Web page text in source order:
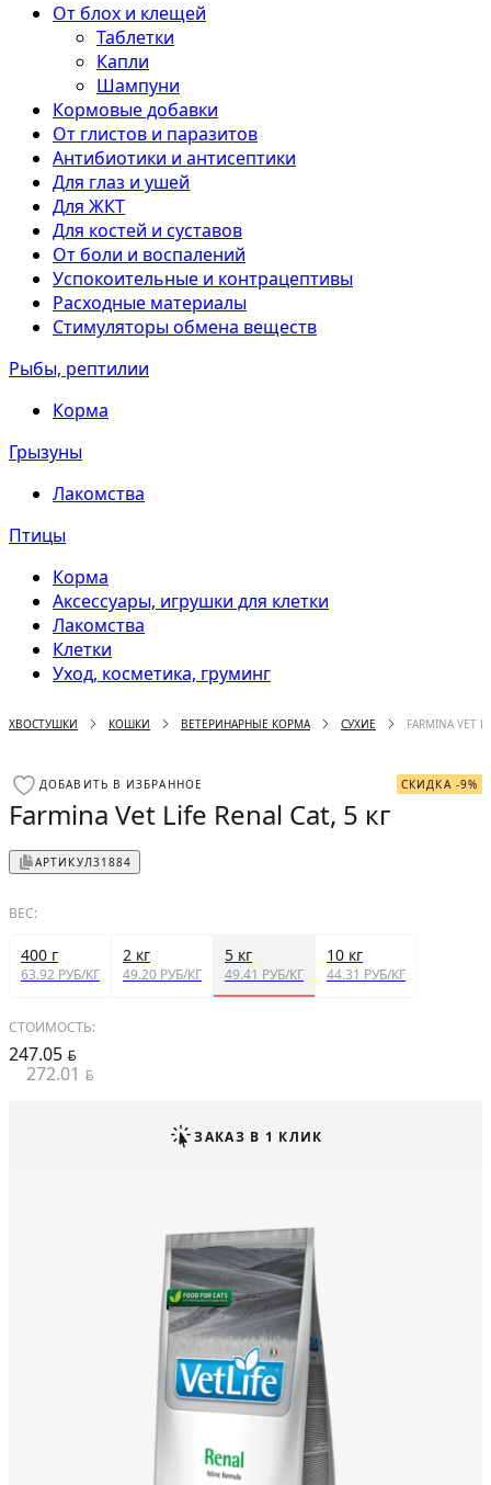
От блох и клещей
Таблетки
Капли
Шампуни
Кормовые добавки
От глистов и паразитов
Антибиотики и антисептики
Для глаз и ушей
Для ЖКТ
Для костей и суставов
От боли и воспалений
Успокоительные и контрацептивы
Расходные материалы
Стимуляторы обмена веществ
Рыбы, рептилии
Корма
Грызуны
Лакомства
Птицы
Корма
Аксессуары, игрушки для клетки
Лакомства
Клетки
Уход, косметика, груминг
ХВОСТУШКИ КОШКИ ВЕТЕРИНАРНЫЕ КОРМА СУХИЕ FARMINA VET
ДОБАВИТЬ В ИЗБРАННОЕ СКИДКА -9%
Farmina Vet Life Renal Cat, 5 кг
АРТИКУЛ31884
ВЕС:
400 г
63.92 РУБ/КГ
2 кг
49.20 РУБ/КГ
5 кг
49.41 РУБ/КГ
10 кг
44.31 РУБ/КГ
СТОИМОСТЬ:
247.05 BYN
272.01 BYN
ЗАКАЗ В 1 КЛИК